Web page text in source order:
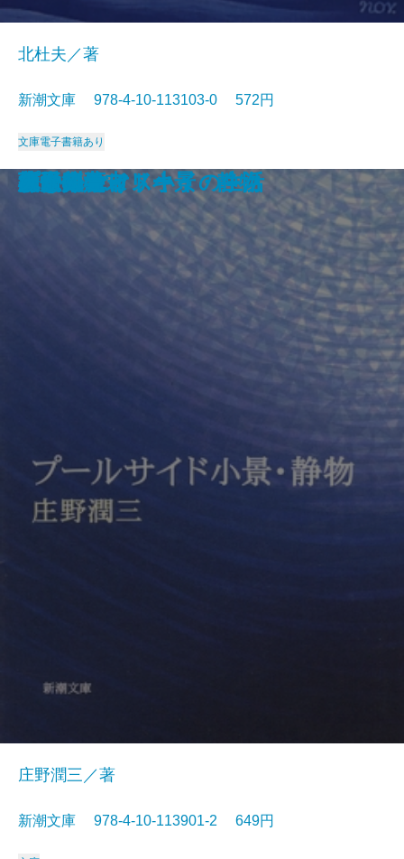
眠狂四郎無頼控〔六〕
日日平安
芽むしり仔撃ち
忍ぶ川
梟の城
海辺の光景
しぶちん
しろばんば
香華
どくとるマンボウ航海記
北杜夫／著
新潮文庫 978-4-10-113103-0 572円
文庫電子書籍あり
プールサイド小景・静物
庄野潤三／著
新潮文庫 978-4-10-113901-2 649円
おはん
大炊介始末
ドストエフスキイの生活
楢山節考
紀ノ川
蒼き狼
可愛いエミリー
天平の甍
ひかりごけ